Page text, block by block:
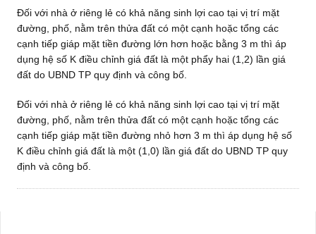
Đối với nhà ở riêng lẻ có khả năng sinh lợi cao tại vị trí mặt
đường, phố, nằm trên thửa đất có một cạnh hoặc tổng các
cạnh tiếp giáp mặt tiền đường lớn hơn hoặc bằng 3 m thì áp
dụng hệ số K điều chỉnh giá đất là một phẩy hai (1,2) lần giá
đất do UBND TP quy định và công bố.
Đối với nhà ở riêng lẻ có khả năng sinh lợi cao tại vị trí mặt
đường, phố, nằm trên thửa đất có một cạnh hoặc tổng các
cạnh tiếp giáp mặt tiền đường nhỏ hơn 3 m thì áp dụng hệ số
K điều chỉnh giá đất là một (1,0) lần giá đất do UBND TP quy
định và công bố.